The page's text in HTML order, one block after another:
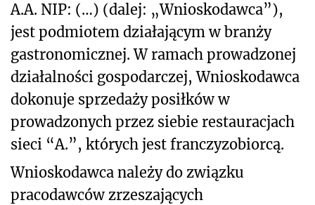
A.A. NIP: (…) (dalej: „Wnioskodawca”),
jest podmiotem działającym w branży
gastronomicznej. W ramach prowadzonej
działalności gospodarczej, Wnioskodawca
dokonuje sprzedaży posiłków w
prowadzonych przez siebie restauracjach
sieci “A.”, których jest franczyzobiorcą.
Wnioskodawca należy do związku
pracodawców zrzeszających